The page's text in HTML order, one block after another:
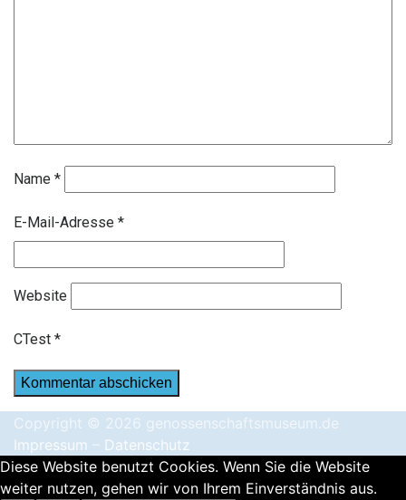
Name *
E-Mail-Adresse *
Website
CTest *
Copyright © 2026 genossenschaftsmuseum.de
Impressum – Datenschutz
Diese Website benutzt Cookies. Wenn Sie die Website
weiter nutzen, gehen wir von Ihrem Einverständnis aus.